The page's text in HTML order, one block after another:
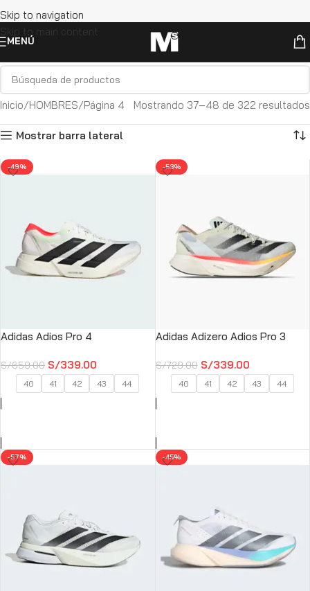
Skip to navigation
Skip to main content
MENÚ
Inicio HOMBRES Página 4 Mostrando 37–48 de 322 resultados
Mostrar barra lateral
-49%
Adidas Adios Pro 4
S/659.00 S/339.00
40 41 42 43 44
-53%
Adidas Adizero Adios Pro 3
S/729.00 S/339.00
40 41 42 43 44
-57% -45%